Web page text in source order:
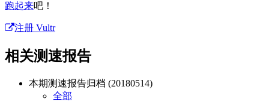
跑起来吧！
注册 Vultr
相关测速报告
本期测速报告归档 (20180514)
全部